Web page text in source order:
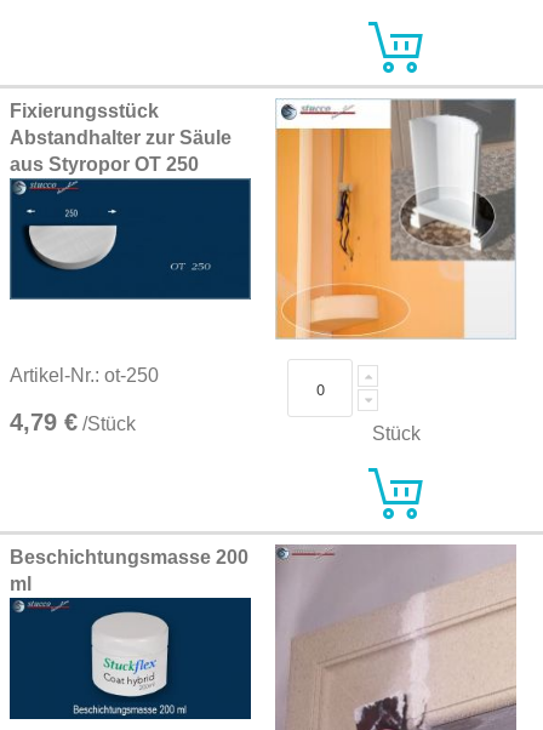
Fixierungsstück
Abstandhalter zur Säule
aus Styropor OT 250
Artikel-Nr.: ot-250
4,79 € /Stück Stück
Beschichtungsmasse 200
ml